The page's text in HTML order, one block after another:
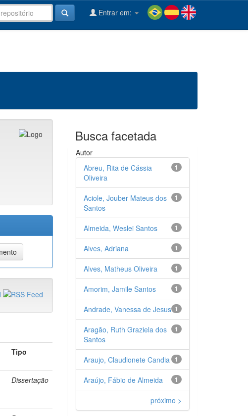
Entrar em:
Tipo
Dissertação
Busca facetada
Autor
1
Abreu, Rita de Cássia
Oliveira
1
Aciole, Jouber Mateus dos
Santos
1
Almeida, Weslei Santos
1
Alves, Adriana
1
Alves, Matheus Oliveira
1
Amorim, Jamile Santos
1
Andrade, Vanessa de Jesus
1
Aragão, Ruth Graziela dos
Santos
1
Araujo, Claudionete Candia
1
Araújo, Fábio de Almeida
próximo >